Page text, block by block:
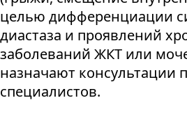
целью дифференциации
диастаза и проявлений
заболеваний ЖКТ или
назначают консультации
специалистов.